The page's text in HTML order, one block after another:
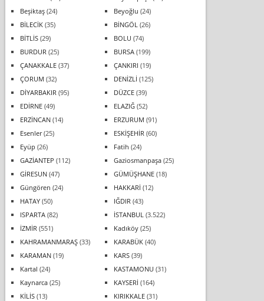
Beşiktaş(24) Beyoğlu (24)
BİLECİK(35) BİNGÖL (26)
BİTLİS(29) BOLU (74)
BURDUR (25) BURSA(199)
ÇANAKKALE(37) ÇANKIRI (19)
ÇORUM (32) DENİZLİ (125)
DİYARBAKIR (95) DÜZCE(39)
EDİRNE(49) ELAZIĞ(52)
ERZİNCAN(14) ERZURUM (91)
Esenler(25) ESKİŞEHİR (60)
Eyüp (26) Fatih (24)
GAZİANTEP (112) Gaziosmanpaşa(25)
GİRESUN(47) GÜMÜŞHANE(18)
Güngören (24) HAKKARİ (12)
HATAY(50) IĞDIR (43)
ISPARTA(82) İSTANBUL (3.522)
İZMİR (551) Kadıköy(25)
KAHRAMANMARAŞ(33) KARABÜK(40)
KARAMAN(19) KARS(39)
Kartal (24) KASTAMONU (31)
Kaynarca(25) KAYSERİ (164)
KİLİS(13) KIRIKKALE(31)